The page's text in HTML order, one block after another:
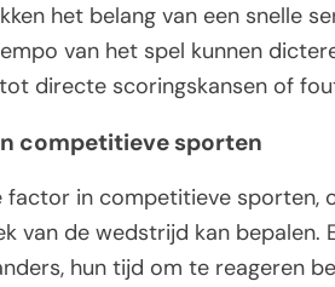
het belang van een snelle
van het spel kunnen
directe scoringskansen of
competitieve sporten
factor in competitieve
van de wedstrijd kan bepalen.
hun tijd om te reageren